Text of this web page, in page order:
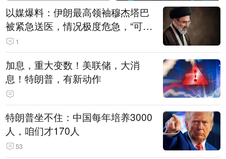
以媒爆料：伊朗最高领袖穆杰塔巴
被紧急送医，情况极度危急，“可能
随时会死去”
1
加息，重大变数！美联储，大消
息！特朗普，有新动作
特朗普坐不住：中国每年培养3000
人，咱们才170人
53